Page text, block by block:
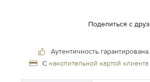
Поделиться с
Аутентичность гарантирована.
С накопительной картой